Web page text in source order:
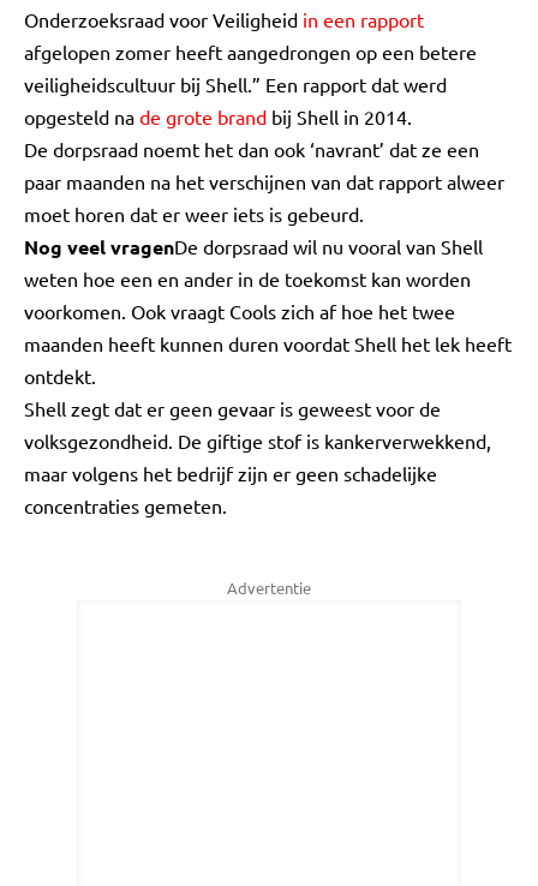
Onderzoeksraad voor Veiligheid in een rapport
afgelopen zomer heeft aangedrongen op een betere
veiligheidscultuur bij Shell.” Een rapport dat werd
opgesteld na de grote brand bij Shell in 2014.
De dorpsraad noemt het dan ook ‘navrant’ dat ze een
paar maanden na het verschijnen van dat rapport alweer
moet horen dat er weer iets is gebeurd.
Nog veel vragenDe dorpsraad wil nu vooral van Shell
weten hoe een en ander in de toekomst kan worden
voorkomen. Ook vraagt Cools zich af hoe het twee
maanden heeft kunnen duren voordat Shell het lek heeft
ontdekt.
Shell zegt dat er geen gevaar is geweest voor de
volksgezondheid. De giftige stof is kankerverwekkend,
maar volgens het bedrijf zijn er geen schadelijke
concentraties gemeten.
Advertentie